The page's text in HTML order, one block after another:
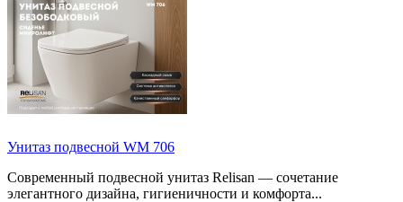
Унитаз подвесной WM 706
Современный подвесной унитаз Relisan — сочетание
элегантного дизайна, гигиеничности и комфорта...